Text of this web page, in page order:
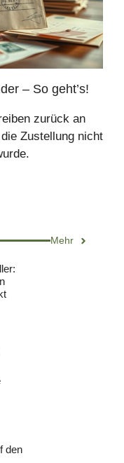
– So geht’s!
zurück an
Zustellung nicht
Mehr
den